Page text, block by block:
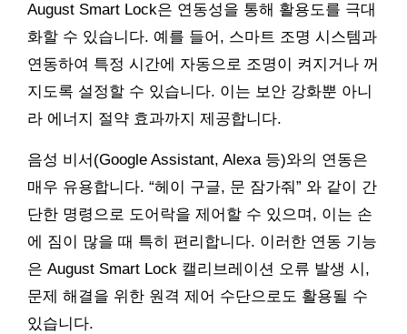
August Smart Lock은 연동성을 통해 활용도를 극대
화할 수 있습니다. 예를 들어, 스마트 조명 시스템과
연동하여 특정 시간에 자동으로 조명이 켜지거나 꺼
지도록 설정할 수 있습니다. 이는 보안 강화뿐 아니
라 에너지 절약 효과까지 제공합니다.
음성 비서(Google Assistant, Alexa 등)와의 연동은
매우 유용합니다. “헤이 구글, 문 잠가줘” 와 같이 간
단한 명령으로 도어락을 제어할 수 있으며, 이는 손
에 짐이 많을 때 특히 편리합니다. 이러한 연동 기능
은 August Smart Lock 캘리브레이션 오류 발생 시,
문제 해결을 위한 원격 제어 수단으로도 활용될 수
있습니다.